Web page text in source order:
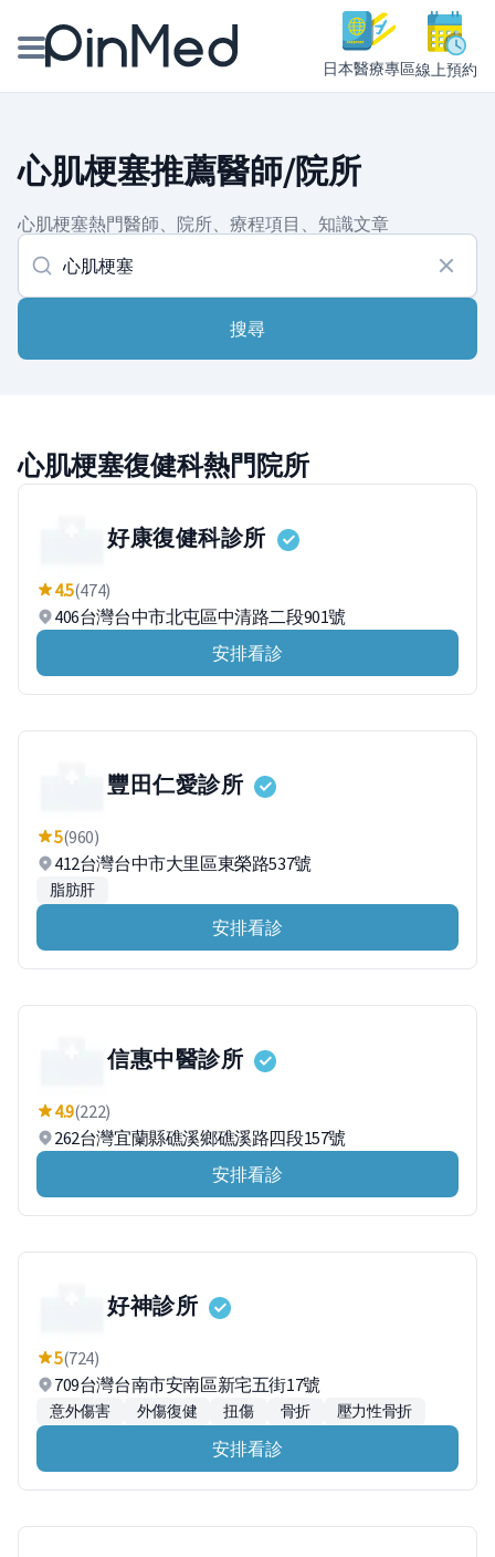
日本醫療專區線上預約
醫師專欄專訪
健康主題館
我是醫療人員
心肌梗塞推薦醫師/院所
心肌梗塞熱門醫師、院所、療程項目、知識文章
搜尋
心肌梗塞復健科熱門院所
好康復健科診所
4.5(474)
406台灣台中市北屯區中清路二段901號
安排看診
豐田仁愛診所
5(960)
412台灣台中市大里區東榮路537號
脂肪肝
安排看診
信惠中醫診所
4.9(222)
262台灣宜蘭縣礁溪鄉礁溪路四段157號
安排看診
好神診所
5(724)
709台灣台南市安南區新宅五街17號
意外傷害 外傷復健 扭傷 骨折 壓力性骨折
安排看診